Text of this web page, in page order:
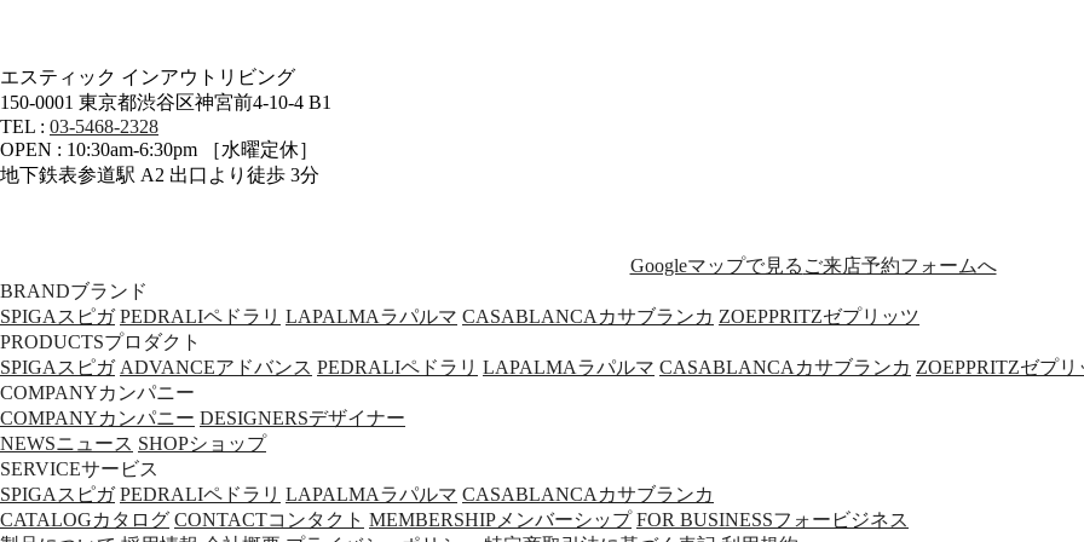
エスティック インアウトリビング
150-0001 東京都渋谷区神宮前4-10-4 B1
TEL : 03-5468-2328
OPEN : 10:30am-6:30pm ［水曜定休］
地下鉄表参道駅 A2 出口より徒歩 3分
Googleマップで見る ご来店予約フォームへ
BRANDブランド
SPIGA スピガ PEDRALIペドラリ LAPALMAラパルマ CASABLANCA カサブランカ ZOEPPRITZゼプリッツ
PRODUCTSプロダクト
SPIGA スピガ ADVANCEアドバンス PEDRALIペドラリ LAPALMAラパルマ CASABLANCA カサブランカ ZOEPPRITZゼプリ
COMPANYカンパニー
COMPANYカンパニー DESIGNERSデザイナー
NEWSニュース SHOPショップ
SERVICEサービス
SPIGA スピガ PEDRALIペドラリ LAPALMAラパルマ CASABLANCA カサブランカ
CATALOGカタログ CONTACTコンタクト MEMBERSHIP メンバーシップ FOR BUSINESSフォービジネス